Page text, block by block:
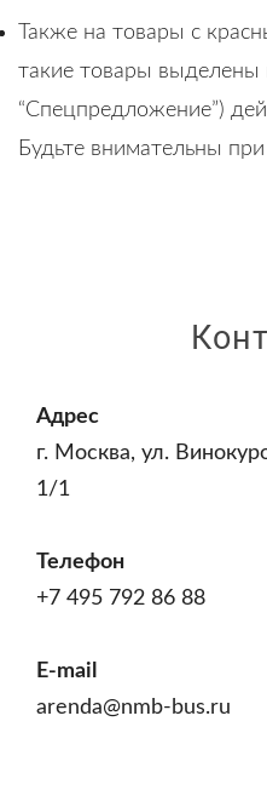
Также на товары с
такие товары выделены
“Спецпредложение”)
Будьте внимательны
Адрес
г. Москва, ул.
1/1
Телефон
+7 495 792 86 88
E-mail
arenda@nmb-bus.ru